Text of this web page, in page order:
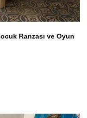
Ranzası ve Oyun